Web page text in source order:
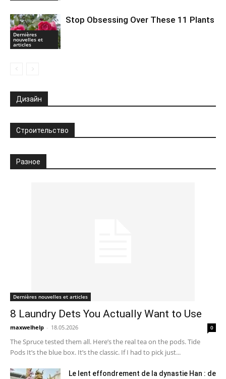
Dernières
nouvelles et
articles
Stop Obsessing Over These 11 Plants
Дизайн
Строительство
Разное
Dernières nouvelles et articles
8 Laundry Dets You Actually Want to Use
maxwelhelp - 18.05.2026 0
The Spruce tested them all. Here’s the real tea on the pods. Tide
Pods It’s the blue box. It’s the classic. If I had to pick just...
Le lent effondrement de la dynastie Han : de